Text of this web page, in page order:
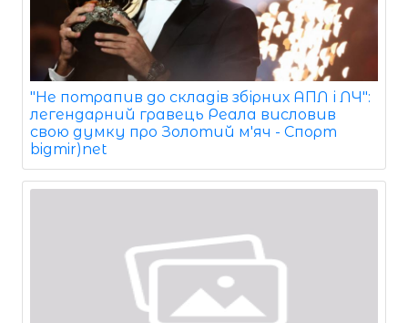
"Не потрапив до складів збірних АПЛ і ЛЧ":
легендарний гравець Реала висловив
свою думку про Золотий м'яч - Спорт
bigmir)net